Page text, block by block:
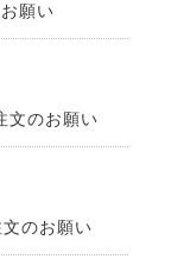
願い
文のお願い
のお願い